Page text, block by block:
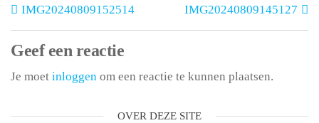
IMG20240809152514
IMG20240809145127
Geef een reactie
Je moet inloggen om een reactie te kunnen plaatsen.
OVER DEZE SITE